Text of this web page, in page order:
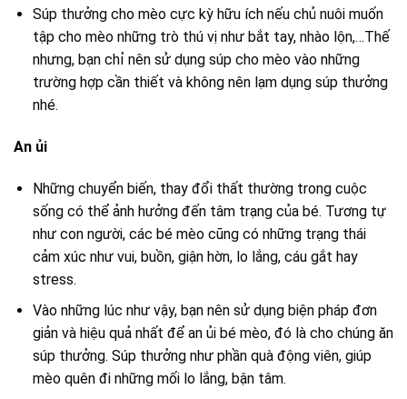
Súp thưởng cho mèo cực kỳ hữu ích nếu chủ nuôi muốn
tập cho mèo những trò thú vị như bắt tay, nhào lộn,…Thế
nhưng, bạn chỉ nên sử dụng súp cho mèo vào những
trường hợp cần thiết và không nên lạm dụng súp thưởng
nhé.
An ủi
Những chuyển biến, thay đổi thất thường trong cuộc
sống có thể ảnh hưởng đến tâm trạng của bé. Tương tự
như con người, các bé mèo cũng có những trạng thái
cảm xúc như vui, buồn, giận hờn, lo lắng, cáu gắt hay
stress.
Vào những lúc như vậy, bạn nên sử dụng biện pháp đơn
giản và hiệu quả nhất để an ủi bé mèo, đó là cho chúng ăn
súp thưởng. Súp thưởng như phần quà động viên, giúp
mèo quên đi những mối lo lắng, bận tâm.